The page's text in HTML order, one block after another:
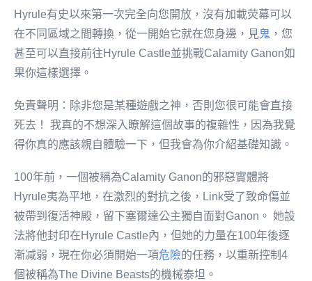
Hyrule有史以來第一次完全向您開放，沒有加載荧幕可以
在不同區域之間轉換，從一開始它就在您身邊，見鬼 ，您
甚至可以直接前往Hyrule Castle並挑戰Calamity Ganon如
果你這樣選擇。
免責聲明：除非您是某種遊戲之神，否則您很可能會直接
死去！ 我真的不想深入瞭解這個故事的複雜性，因為我覺
得你真的應該親自體驗一下，但我會為你介紹基礎知識。
100年前，一個被稱為Calamity Ganon的邪惡實體將
Hyrule夷為平地，在激烈的對抗之後，Link受了致命傷並
被帶到復活神殿，留下塞爾達公主獨自面對Ganon。 她設
法將他封印在Hyrule Castle內，但她的力量在100年後逐
漸减弱，現在你必須開始一項危險的任務，以重新控制4
個被稱為The Divine Beasts的機械泰坦。